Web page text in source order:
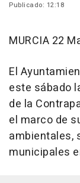
Publicado: 12:18
MURCIA 22
El
este sábado
de la
el marco de
ambientales,
municipales